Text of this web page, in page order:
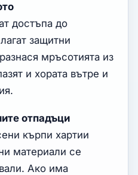
достъпа до
защитни
мръсотията из
и хората вътре и
отпадъци
кърпи хартии
материали се
Ако има